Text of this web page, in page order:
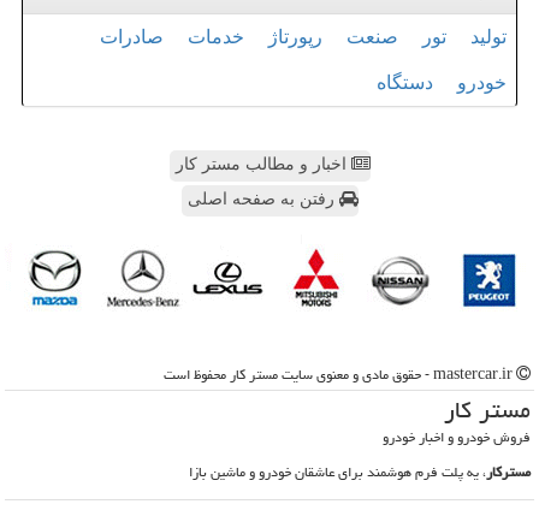
تولید تور صنعت رپورتاژ خدمات صادرات
خودرو دستگاه
اخبار و مطالب مستر کار
رفتن به صفحه اصلی
مستر كار
فروش خودرو و اخبار خودرو
مسترکار، یه پلت فرم هوشمند برای عاشقان خودرو و ماشین بازا